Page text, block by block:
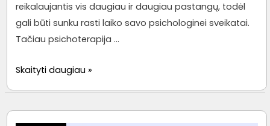
reikalaujantis vis daugiau ir daugiau pastangų, todėl
gali būti sunku rasti laiko savo psichologinei sveikatai.
Tačiau psichoterapija …
Psichologas
Skaityti daugiau »